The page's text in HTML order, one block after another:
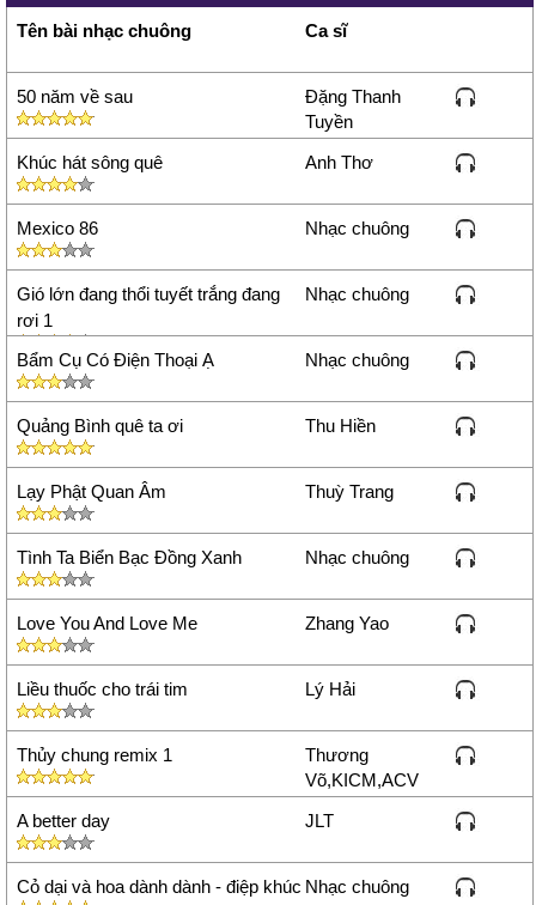
Tên bài nhạc chuông Ca sĩ
50 năm về sau
Đặng Thanh
Tuyền
Khúc hát sông quê
Anh Thơ
Mexico 86 Nhạc chuông
Gió lớn đang thổi tuyết trắng đang
rơi 1
Nhạc chuông
Bẩm Cụ Có Điện Thoại Ạ Nhạc chuông
Quảng Bình quê ta ơi Thu Hiền
Lạy Phật Quan Âm Thuỳ Trang
Tình Ta Biển Bạc Đồng Xanh Nhạc chuông
Love You And Love Me Zhang Yao
Liều thuốc cho trái tim Lý Hải
Thủy chung remix 1
Thương
Võ,KICM,ACV
A better day
JLT
Cỏ dại và hoa dành dành - điệp khúc Nhạc chuông